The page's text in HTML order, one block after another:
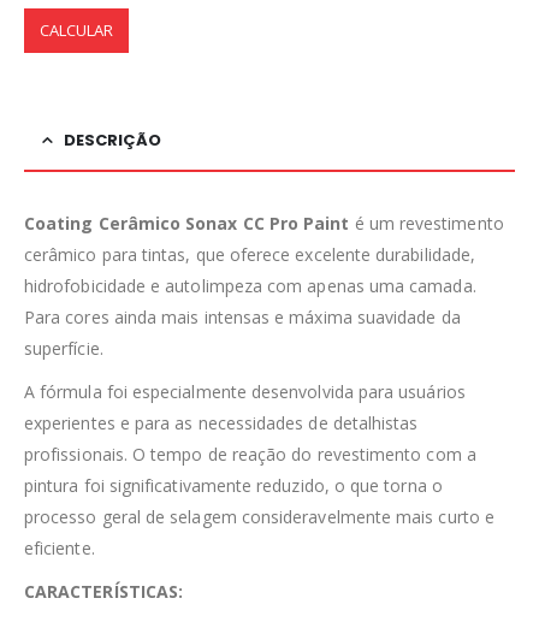
CALCULAR
DESCRIÇÃO
Coating Cerâmico Sonax CC Pro Paint é um revestimento
cerâmico para tintas, que oferece excelente durabilidade,
hidrofobicidade e autolimpeza com apenas uma camada.
Para cores ainda mais intensas e máxima suavidade da
superfície.
A fórmula foi especialmente desenvolvida para usuários
experientes e para as necessidades de detalhistas
profissionais. O tempo de reação do revestimento com a
pintura foi significativamente reduzido, o que torna o
processo geral de selagem consideravelmente mais curto e
eficiente.
CARACTERÍSTICAS: